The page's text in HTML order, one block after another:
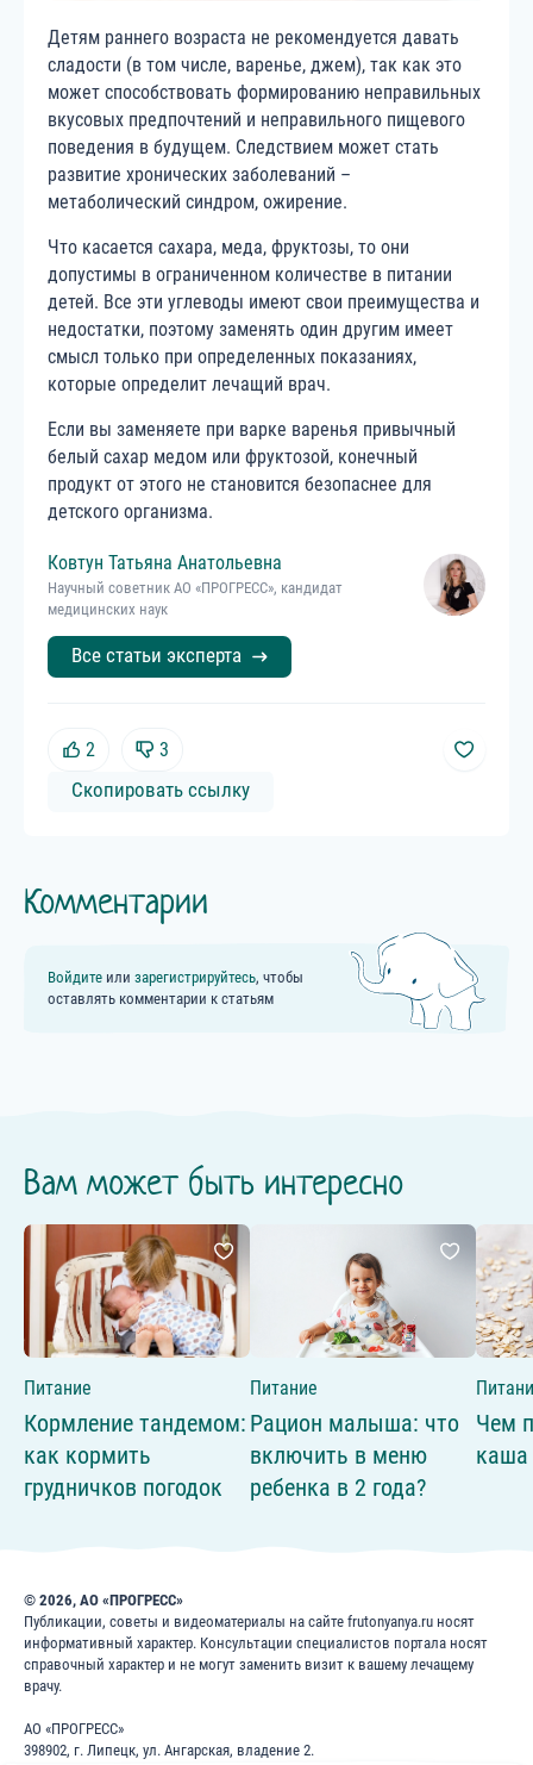
Детям раннего возраста не рекомендуется давать
сладости (в том числе, варенье, джем), так как это
может способствовать формированию неправильных
вкусовых предпочтений и неправильного пищевого
поведения в будущем. Следствием может стать
развитие хронических заболеваний –
метаболический синдром, ожирение.
Что касается сахара, меда, фруктозы, то они
допустимы в ограниченном количестве в питании
детей. Все эти углеводы имеют свои преимущества и
недостатки, поэтому заменять один другим имеет
смысл только при определенных показаниях,
которые определит лечащий врач.
Если вы заменяете при варке варенья привычный
белый сахар медом или фруктозой, конечный
продукт от этого не становится безопаснее для
детского организма.
Ковтун Татьяна Анатольевна
Научный советник АО «ПРОГРЕСС», кандидат
медицинских наук
Все статьи эксперта
2 3
Скопировать ссылку
Комментарии
Войдите или зарегистрируйтесь, чтобы
оставлять комментарии к статьям
Вам может быть интересно
Питание
Кормление тандемом:
как кормить
грудничков погодок
Питание
Рацион малыша: что
включить в меню
ребенка в 2 года?
Чем
каша
© 2026, АО «ПРОГРЕСС»
Публикации, советы и видеоматериалы на сайте frutonyanya.ru носят
информативный характер. Консультации специалистов портала носят
справочный характер и не могут заменить визит к вашему лечащему
врачу.
АО «ПРОГРЕСС»
398902, г. Липецк, ул. Ангарская, владение 2.